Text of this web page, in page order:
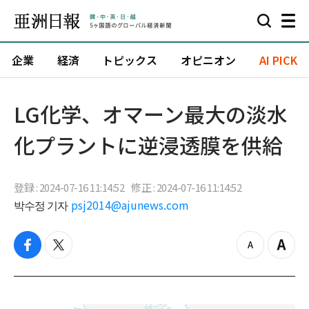
企業 経済 トピックス オピニオン AI PICK
LG化学、オマーン最大の淡水
化プラントに逆浸透膜を供給
登録 : 2024-07-16 11:14:52 修正 : 2024-07-16 11:14:52
박수정 기자 psj2014@ajunews.com
f
c
t
i
z
o
Z
o